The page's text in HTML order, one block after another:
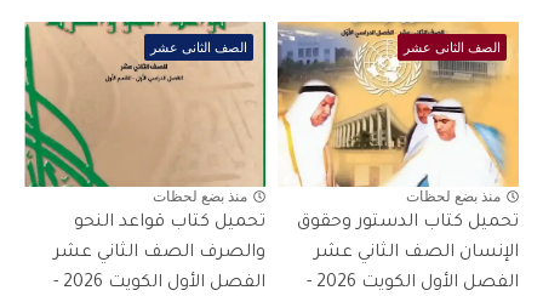
الصف الثانى عشر
منذ بضع لحظات
تحميل كتاب الدستور وحقوق
الإنسان الصف الثاني عشر
الفصل الأول الكويت 2026 -
الصف الثانى عشر
منذ بضع لحظات
تحميل كتاب قواعد النحو
والصرف الصف الثاني عشر
الفصل الأول الكويت 2026 -